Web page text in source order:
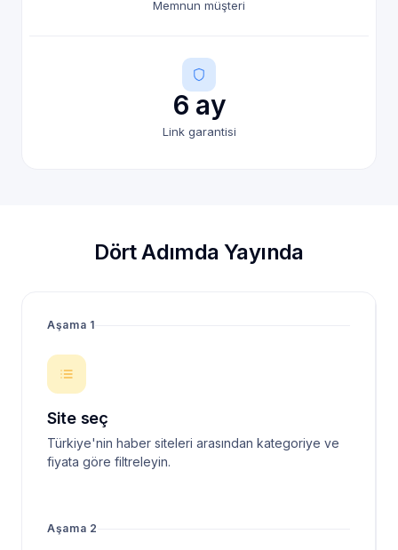
Memnun müşteri
6 ay
Link garantisi
Dört Adımda Yayında
Aşama 1
Site seç
Türkiye'nin haber siteleri arasından kategoriye ve
fiyata göre filtreleyin.
Aşama 2